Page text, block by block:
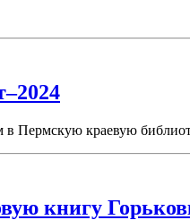
в Пермскую краевую
книгу